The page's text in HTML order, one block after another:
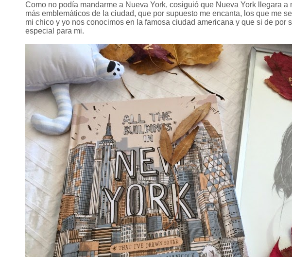
Como no podía mandarme a Nueva York, cosiguió que Nueva York llegara
más emblemáticos de la ciudad, que por supuesto me encanta, los que me
mi chico y yo nos conocimos en la famosa ciudad americana y que si de por
especial para mi.